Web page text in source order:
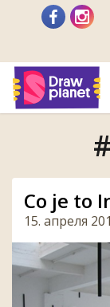
Перейти
Co je to
15. апреля